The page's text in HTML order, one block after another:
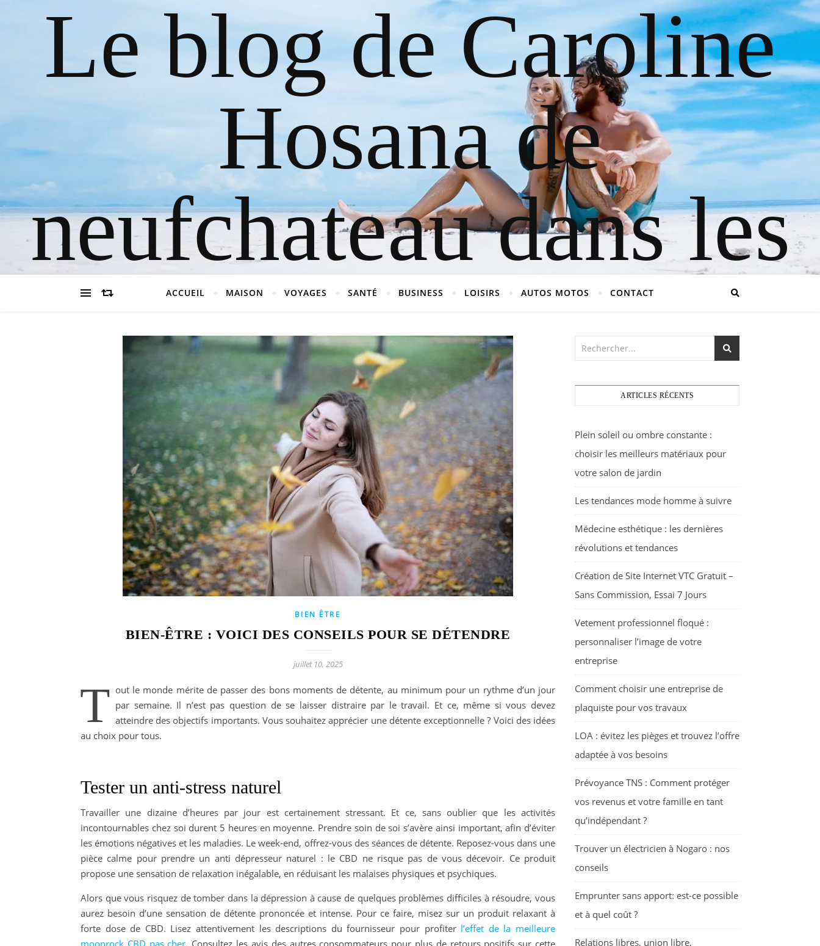
Le blog de Caroline
Hosana de
neufchateau dans les
vosges
ch-neufchateau.fr
ACCUEIL MAISON VOYAGES SANTÉ BUSINESS LOISIRS AUTOS MOTOS CONTACT
BIEN ÊTRE
BIEN-ÊTRE : VOICI DES CONSEILS POUR SE DÉTENDRE
juillet 10, 2025
T out le monde mérite de passer des bons moments de détente, au minimum pour un rythme d’un jour
par semaine. Il n’est pas question de se laisser distraire par le travail. Et ce, même si vous devez
atteindre des objectifs importants. Vous souhaitez apprécier une détente exceptionnelle ? Voici des idées
au choix pour tous.
Tester un anti-stress naturel
Travailler une dizaine d’heures par jour est certainement stressant. Et ce, sans oublier que les activités
incontournables chez soi durent 5 heures en moyenne. Prendre soin de soi s’avère ainsi important, afin d’éviter
les émotions négatives et les maladies. Le week-end, offrez-vous des séances de détente. Reposez-vous dans une
pièce calme pour prendre un anti dépresseur naturel : le CBD ne risque pas de vous décevoir. Ce produit
propose une sensation de relaxation inégalable, en réduisant les malaises physiques et psychiques.
Alors que vous risquez de tomber dans la dépression à cause de quelques problèmes difficiles à résoudre, vous
aurez besoin d’une sensation de détente prononcée et intense. Pour ce faire, misez sur un produit relaxant à
forte dose de CBD. Lisez attentivement les descriptions du fournisseur pour profiter l’effet de la meilleure
moonrock CBD pas cher. Consultez les avis des autres consommateurs pour plus de retours positifs sur cette
ARTICLES RÉCENTS
Plein soleil ou ombre constante :
choisir les meilleurs matériaux pour
votre salon de jardin
Les tendances mode homme à suivre
Médecine esthétique : les dernières
révolutions et tendances
Création de Site Internet VTC Gratuit –
Sans Commission, Essai 7 Jours
Vetement professionnel floqué :
personnaliser l’image de votre
entreprise
Comment choisir une entreprise de
plaquiste pour vos travaux
LOA : évitez les pièges et trouvez l’offre
adaptée à vos besoins
Prévoyance TNS : Comment protéger
vos revenus et votre famille en tant
qu’indépendant ?
Trouver un électricien à Nogaro : nos
conseils
Emprunter sans apport: est-ce possible
et à quel coût ?
Relations libres, union libre,